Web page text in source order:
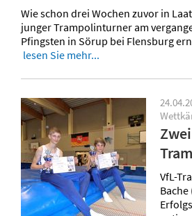
Wie schon drei Wochen zuvor in
junger Trampolinturner am
Pfingsten in Sörup bei Flensburg
lesen Sie mehr...
VfL-
Bache